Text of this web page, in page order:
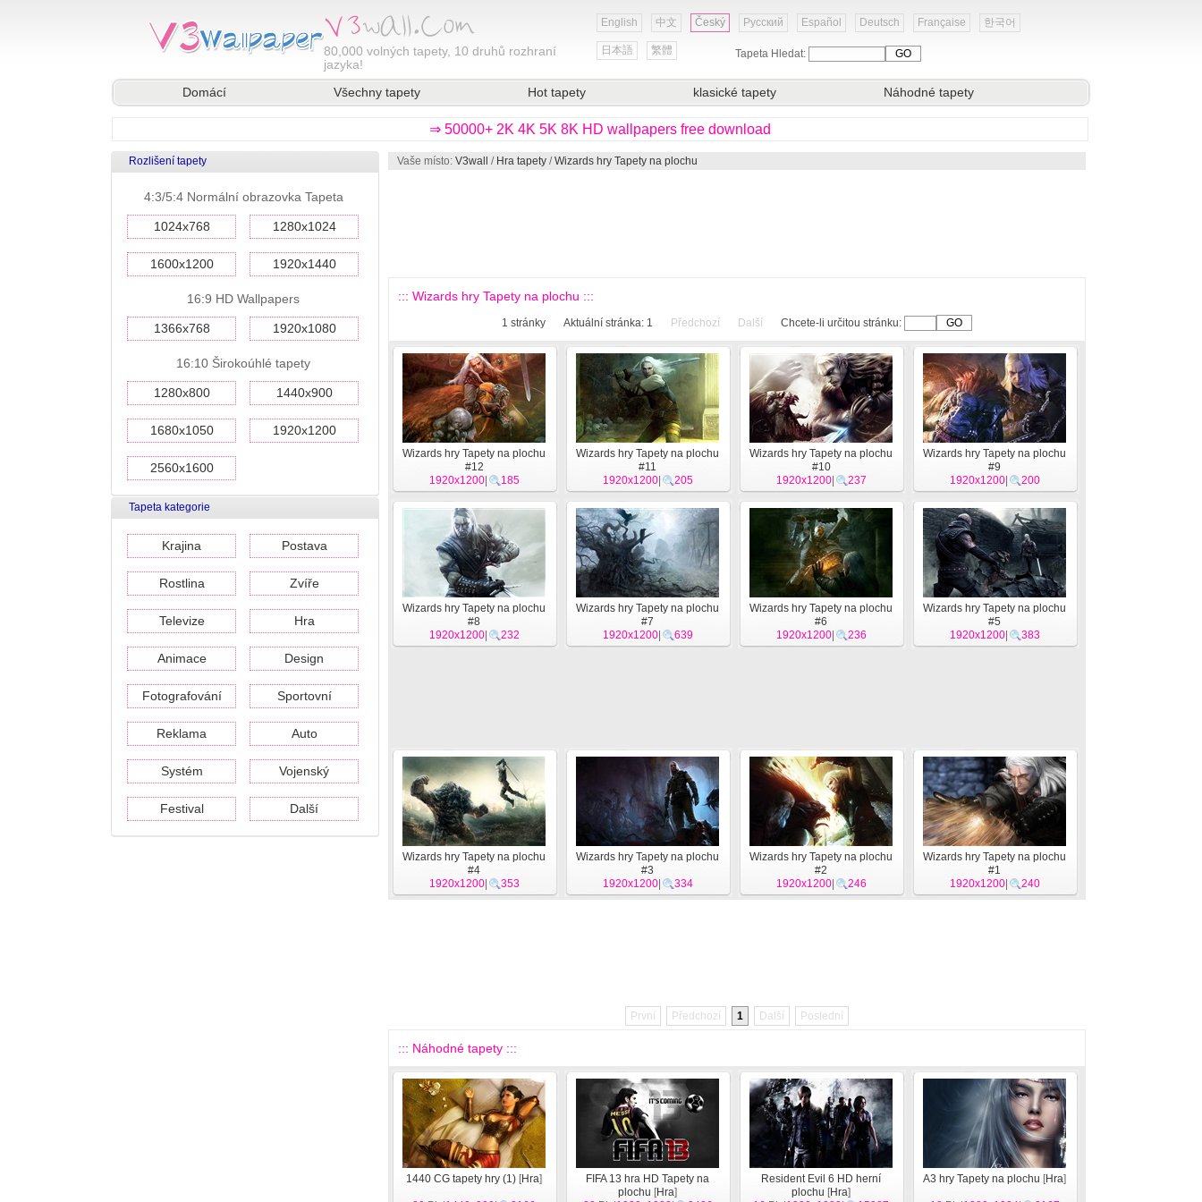
80,000 volných tapety, 10 druhů rozhraní
jazyka!
English 中文 Český Русский Español Deutsch Française 한국어
日本語 繁體 Tapeta Hledat:
Domácí Všechny tapety Hot tapety klasické tapety Náhodné tapety
⇒ 50000+ 2K 4K 5K 8K HD wallpapers free download
Rozlišení tapety
4:3/5:4 Normální obrazovka Tapeta
1024x768 1280x1024
1600x1200 1920x1440
16:9 HD Wallpapers
1366x768 1920x1080
16:10 Širokoúhlé tapety
1280x800 1440x900
1680x1050 1920x1200
2560x1600
Tapeta kategorie
Krajina Postava
Rostlina Zvíře
Televize Hra
Animace Design
Fotografování Sportovní
Reklama Auto
Systém Vojenský
Festival Další
Vaše místo: V3wall / Hra tapety /Wizards hry Tapety na plochu
::: Wizards hry Tapety na plochu :::
1 stránky Aktuální stránka: 1 Předchozí Další Chcete-li určitou stránku:
Wizards hry Tapety na plochu
#12
1920x1200| 185
Wizards hry Tapety na plochu
#11
1920x1200| 205
Wizards hry Tapety na plochu
#10
1920x1200| 237
Wizards hry Tapety na plochu
#9
1920x1200| 200
Wizards hry Tapety na plochu
#8
1920x1200| 232
Wizards hry Tapety na plochu
#7
1920x1200| 639
Wizards hry Tapety na plochu
#6
1920x1200| 236
Wizards hry Tapety na plochu
#5
1920x1200| 383
Wizards hry Tapety na plochu
#4
1920x1200| 353
Wizards hry Tapety na plochu
#3
1920x1200| 334
Wizards hry Tapety na plochu
#2
1920x1200| 246
Wizards hry Tapety na plochu
#1
1920x1200| 240
První Předchozí 1 Další Poslední
::: Náhodné tapety :::
1440 CG tapety hry (1) [Hra]
FIFA 13 hra HD Tapety na
plochu [Hra]
Resident Evil 6 HD herní
plochu [Hra]
A3 hry Tapety na plochu [Hra]